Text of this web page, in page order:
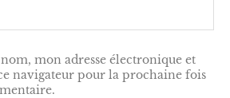
mon adresse électronique et
navigateur pour la prochaine fois